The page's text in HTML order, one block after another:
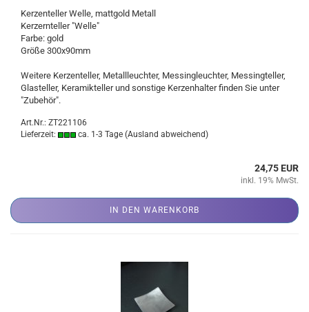
Kerzenteller Welle, mattgold Metall
Kerzernteller "Welle"
Farbe: gold
Größe 300x90mm
Weitere Kerzenteller, Metallleuchter, Messingleuchter, Messingteller,
Glasteller, Keramikteller und sonstige Kerzenhalter finden Sie unter
"Zubehör".
Art.Nr.: ZT221106
Lieferzeit:
ca. 1-3 Tage (Ausland abweichend)
24,75 EUR
inkl. 19% MwSt.
IN DEN WARENKORB